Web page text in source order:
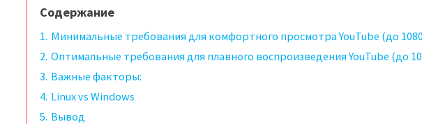
Содержание
1. Минимальные требования для комфортного просмотра YouTube (до
2. Оптимальные требования для плавного воспроизведения YouTube (до
3. Важные факторы:
4. Linux vs Windows
5. Вывод